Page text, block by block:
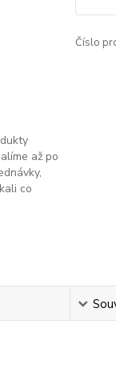
Číslo
až po
co